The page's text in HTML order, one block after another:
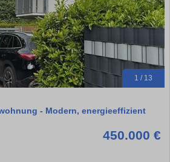
1 / 13
- Modern, energieeffizient
450.000 €